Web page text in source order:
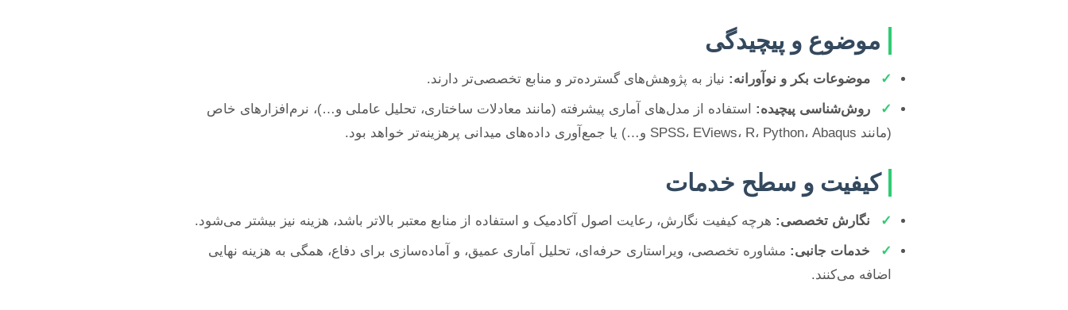
موضوع و پیچیدگی
✓ موضوعات بکر و نوآورانه: نیاز به پژوهش‌های گسترده‌تر و منابع تخصصی‌تر دارند.
✓
روش‌شناسی پیچیده: استفاده از مدل‌های آماری پیشرفته (مانند معادلات ساختاری، تحلیل عاملی و…)، نرم‌افزارهای خاص
(مانند SPSS، EViews، R، Python، Abaqus و…) یا جمع‌آوری داده‌های میدانی پرهزینه‌تر خواهد بود.
کیفیت و سطح خدمات
✓ نگارش تخصصی: هرچه کیفیت نگارش، رعایت اصول آکادمیک و استفاده از منابع معتبر بالاتر باشد، هزینه نیز بیشتر می‌شود.
✓
خدمات جانبی: مشاوره تخصصی، ویراستاری حرفه‌ای، تحلیل آماری عمیق، و آماده‌سازی برای دفاع، همگی به هزینه نهایی
اضافه می‌کنند.